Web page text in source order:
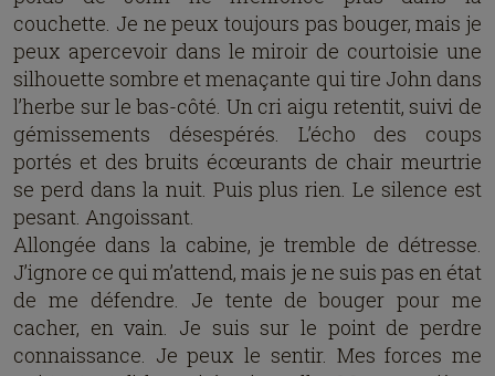
couchette. Je ne peux toujours pas bouger, mais je
peux apercevoir dans le miroir de courtoisie une
silhouette sombre et menaçante qui tire John dans
l’herbe sur le bas-côté. Un cri aigu retentit, suivi de
gémissements désespérés. L’écho des coups
portés et des bruits écœurants de chair meurtrie
se perd dans la nuit. Puis plus rien. Le silence est
pesant. Angoissant.
Allongée dans la cabine, je tremble de détresse.
J’ignore ce qui m’attend, mais je ne suis pas en état
de me défendre. Je tente de bouger pour me
cacher, en vain. Je suis sur le point de perdre
connaissance. Je peux le sentir. Mes forces me